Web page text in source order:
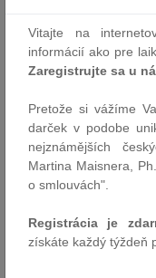
13.11.2023 - V
medzinárodného
(Deployex 23) v
obrany Španielska
náčelníka
náčelníka
generála Daniela
plnenie úloh obrany
Taraba začal
obce
Vitajte na
informácií ako pre
Zaregistrujte sa u
Pretože si vážíme
darček v podobe
nejznámějších
Martina Maisnera,
o smlouvách".
Registrácia je
získáte každý týždeň